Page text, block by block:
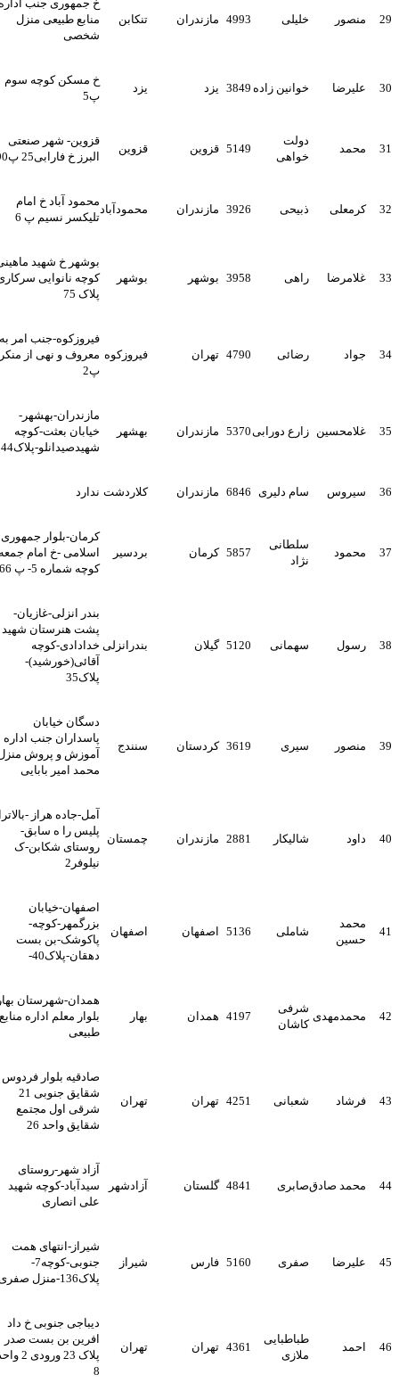
29 منصور خلیلی 4993 مازندران تنکابن
خ جمهوری جنب اداره
منابع طبیعی منزل
شخصی
30 علیرضا خوانین زاده 3849 یزد یزد
خ مسکن کوچه سوم
پ5
31 محمد
دولت
خواهی
5149 قزوین قزوین
قزوین- شهر صنعتی
البرز خ فارابی25 پ90
32 کرمعلی ذبیحی 3926 مازندران محمودآباد
محمود آباد خ امام
تلیکسر نسیم پ 6
33 غلامرضا راهی 3958 بوشهر بوشهر
بوشهر خ شهید ماهینی
کوچه نانوایی سرکاری
پلاک 75
34 جواد رضائی 4790 تهران فیروزکوه
فیروزکوه-جنب امر به
معروف و نهی از منکر-
پ2
35 غلامحسین زارع دورابی5370 مازندران بهشهر
مازندران-بهشهر-
خیابان بعثت-کوچه
شهیدصیدانلو-پلاک44
36 سیروس سام دلیری 6846 مازندران کلاردشت ندارد
37 محمود
سلطانی
نژاد
5857 کرمان بردسیر
کرمان-بلوار جمهوری
اسلامی -خ امام جمعه-
کوچه شماره 5- پ 66
38 رسول سهمانی 5120 گیلان بندرانزلی
بندر انزلی-غازیان-
پشت هنرستان شهید
خدادادی-کوچه
آقائی(خورشید)-
پلاک35
39 منصور سیری 3619 کردستان سنندج
دسگان خیابان
پاسداران جنب اداره
آموزش و پروش منزل
محمد امیر بابایی
40 داود شالیکار 2881 مازندران چمستان
آمل-جاده هراز -بالاتراز
پلیس را ه سابق-
روستای شکابن-ک
نیلوفر2
41
محمد
حسین
شاملی 5136 اصفهان اصفهان
اصفهان-خیابان
بزرگمهر-کوچه-
پاکوشک-بن بست
دهقان-پلاک40-
42 محمدمهدی
شرفی
کاشان
4197 همدان بهار
همدان-شهرستان بهار
بلوار معلم اداره منابع
طبیعی
43 فرشاد شعبانی 4251 تهران تهران
صادقیه بلوار فردوس
شقایق جنوبی 21
شرقی اول مجتمع
شقایق واحد 26
44 محمد صادقصابری 4841 گلستان آزادشهر
آزاد شهر-روستای
سیدآباد-کوچه شهید
علی انصاری
45 علیرضا صفری 5160 فارس شیراز
شیراز-انتهای همت
جنوبی-کوچه7-
پلاک136-منزل صفری
46 احمد
طباطبایی
ملازی
4361 تهران تهران
دیباجی جنوبی خ داد
افرین بن بست صدر
پلاک 23 ورودی 2 واحد